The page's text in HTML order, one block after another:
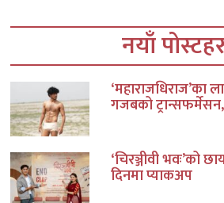
नयाँ
‘महाराजधिराज’का
गजबको
‘चिरञ्जीवी भवः’को
दिनमा प्याकअप